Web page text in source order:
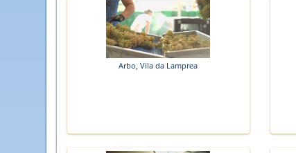
Arbo, Vila da Lamprea